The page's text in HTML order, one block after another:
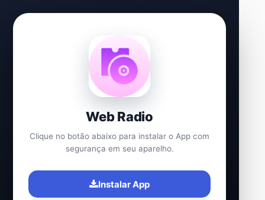
Web Radio
Clique no botão abaixo para instalar o App com
segurança em seu aparelho.
Instalar App